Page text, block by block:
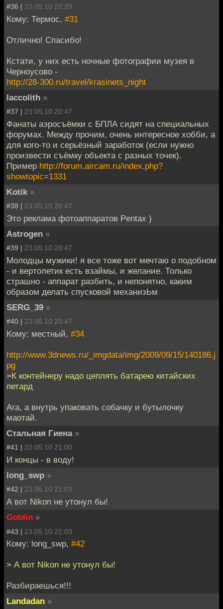
#36 | 23.05.10 20:29
Кому: Термос, #31
Отлично! Спасибо!
Кстати, у них есть ночные фотографии музея в
Черноусово -
http://28-300.ru/travel/krasinets_night
laccolith »
#37 | 23.05.10 20:47
Фанаты аэросъёмки с БПЛА сидят на специальных
форумах. Между прочим, очень интересное хобби, а
для кого-то и серьёзный заработок (если нужно
произвести съёмку объекта с разных точек).
Пример http://forum.aircam.ru/index.php?
showtopic=1331
Kotik »
#38 | 23.05.10 20:47
Это реклама фотоаппаратов Pentax )
Astrogen »
#39 | 23.05.10 20:47
Молодцы мужики! я все тоже вот мечтаю о подобном
- и вертолетик есть взаймы, и желание. Только
страшно - аппарат разбить, и непонятно, каким
образом делать спусковой механизЬм
SERG_39 »
#40 | 23.05.10 20:47
Кому: местный, #34
http://www.3dnews.ru/_imgdata/img/2009/09/15/140186.j
pg
>К контейнеру надо цеплять батарею китайских
петард
Ага, а внутрь упаковать собачку и бутылочку
маотай.
Стальная Гиена »
#41 | 23.05.10 21:00
И концы - в воду!
long_swp »
#42 | 23.05.10 21:03
А вот Nikon не утонул бы!
Goblin »
#43 | 23.05.10 21:03
Кому: long_swp, #42
> А вот Nikon не утонул бы!
Разбираешься!!!
Landadan »